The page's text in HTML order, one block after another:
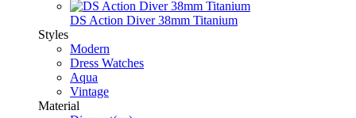
DS Action Diver 38mm Titanium
Styles
Modern
Dress Watches
Aqua
Vintage
Material